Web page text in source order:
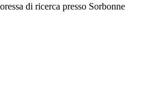
di ricerca presso Sorbonne